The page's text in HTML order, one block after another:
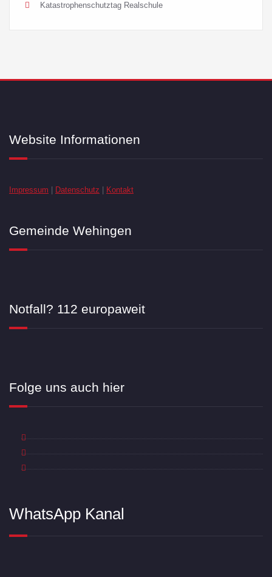
Katastrophenschutztag Realschule
Website Informationen
Impressum Datenschutz Kontakt
Gemeinde Wehingen
Notfall? 112 europaweit
Folge uns auch hier
WhatsApp Kanal